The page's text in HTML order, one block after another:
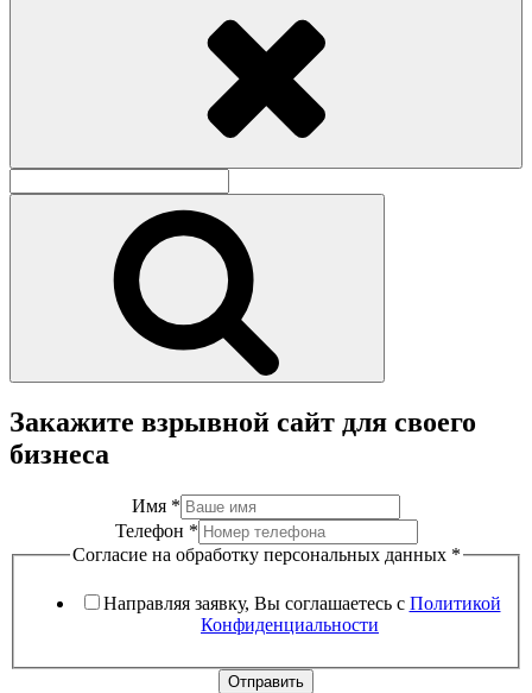
Закажите взрывной сайт для своего
бизнеса
Имя *
Телефон *
Согласие на обработку персональных данных *
Направляя заявку, Вы соглашаетесь с Политикой
Конфиденциальности
Отправить